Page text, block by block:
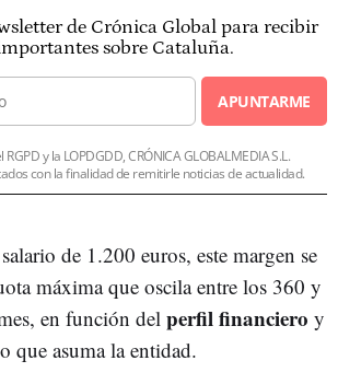
de Crónica Global para recibir
sobre Cataluña.
APUNTARME
y la LOPDGDD, CRÓNICA GLOBALMEDIA S.L.
con la finalidad de remitirle noticias de actualidad.
de 1.200 euros, este margen se
máxima que oscila entre los 360 y
en función del perfil financiero y
que asuma la entidad.